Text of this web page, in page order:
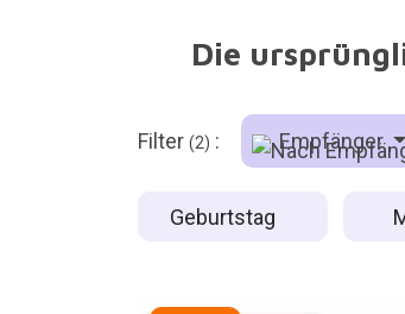
Die
Filter (2) : Empfänger
Geburtstag